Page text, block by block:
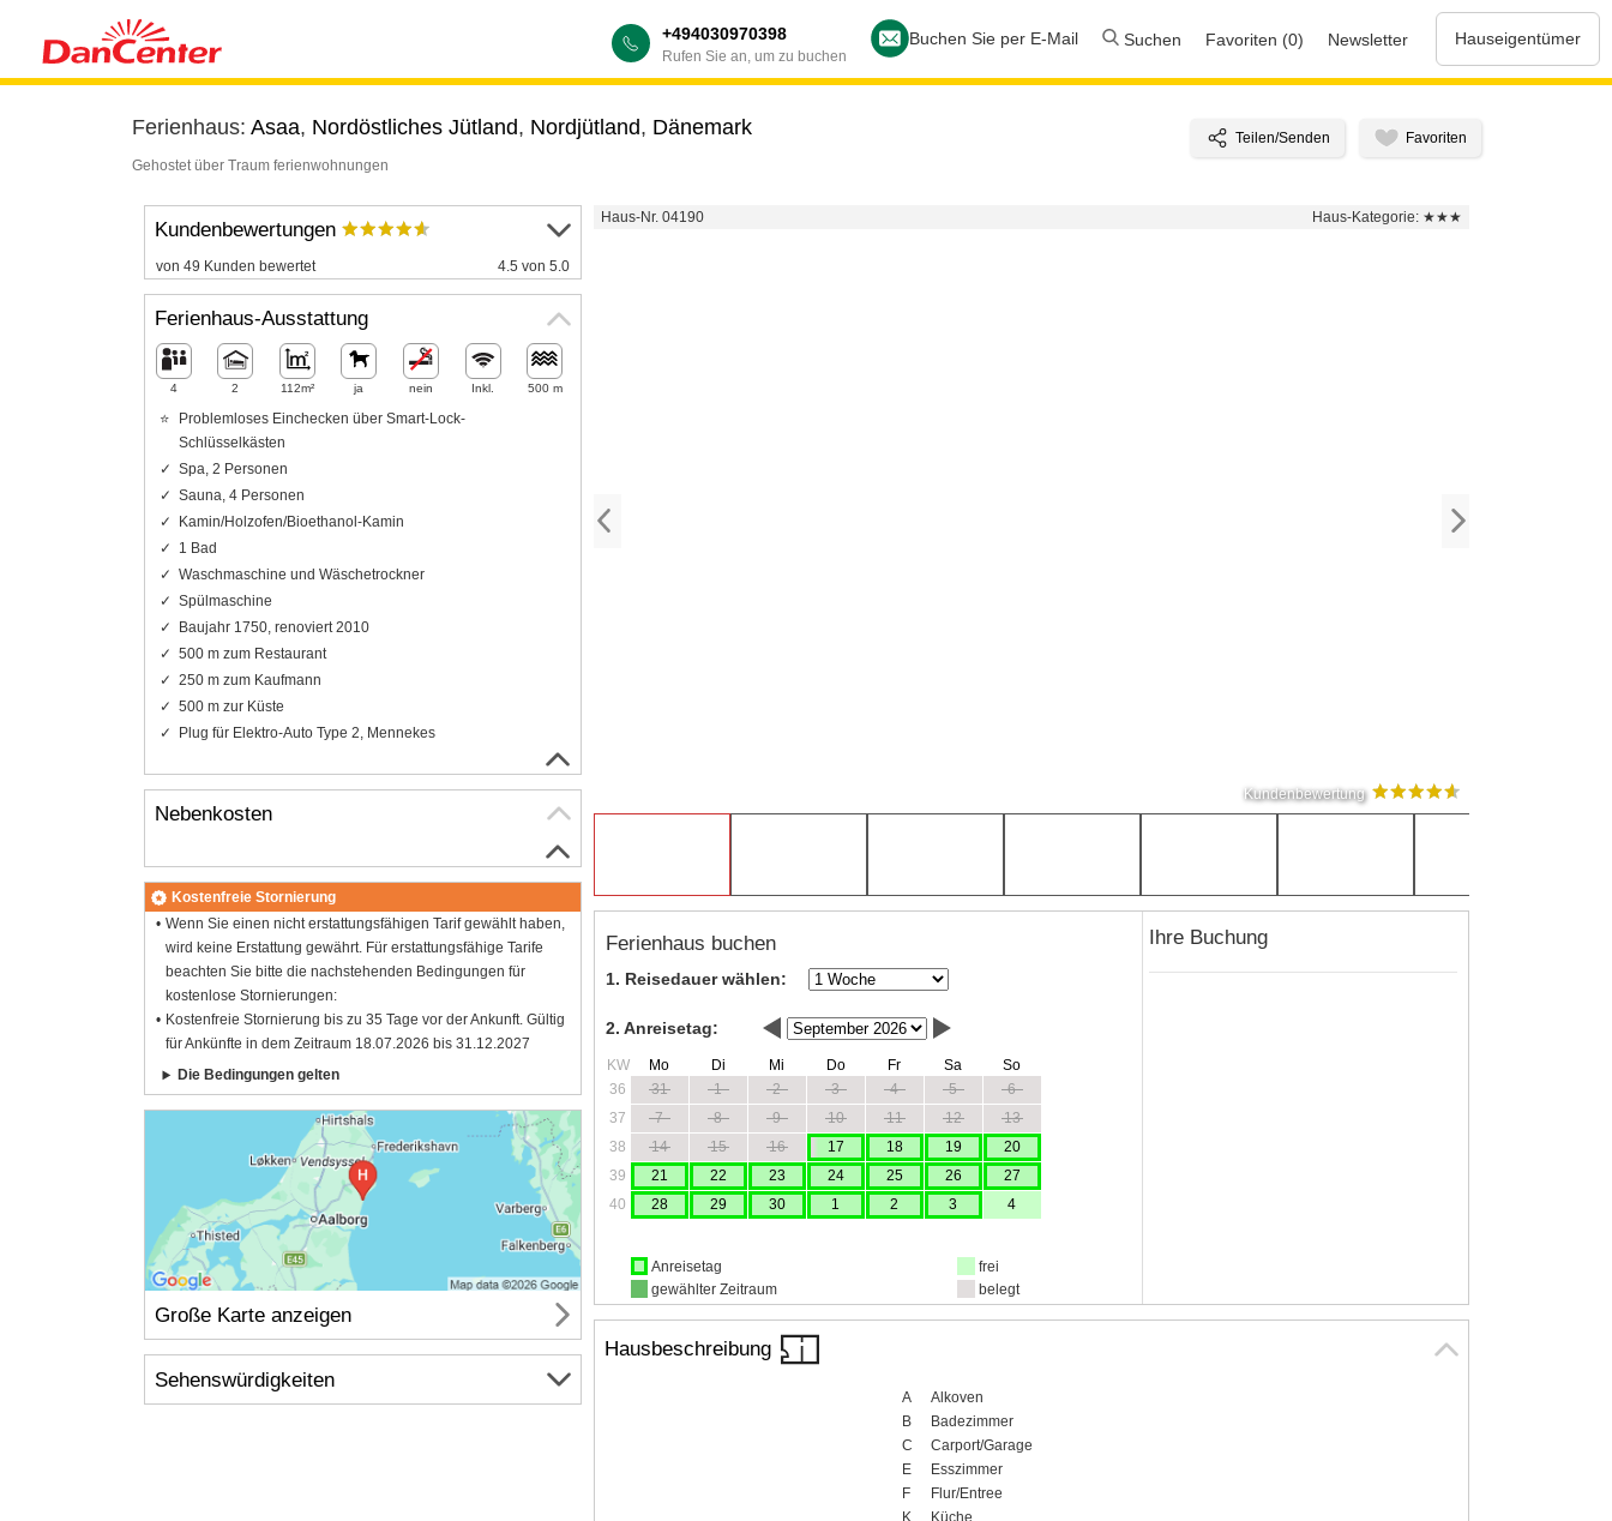
+494030970398
Rufen Sie an, um zu buchen
Buchen Sie per E-Mail Suchen Favoriten (0) Newsletter Hauseigentümer
Ferienhaus: Asaa, Nordöstliches Jütland, Nordjütland, Dänemark
Gehostet über Traum ferienwohnungen
Haus-Nr. 04190 Haus-Kategorie: ★★★
Kundenbewertung
Ferienhaus buchen
1. Reisedauer wählen:
2. Anreisetag:
KW Mo Di Mi Do Fr Sa
So
36
31 1 2 3 4 5
6
37
7 8 9 10 11 12
13
38
14 15 16 17 18 19
20
39
21 22 23 24 25 26
27
40
28 29 30 1 2 3 4
Anreisetag
gewählter Zeitraum
frei
belegt
Ihre Buchung
Hausbeschreibung
A
Alkoven
B
Badezimmer
C
Carport/Garage
E
Esszimmer
F
Flur/Entree
Kundenbewertungen
von 49 Kunden bewertet 4.5 von 5.0
Ferienhaus-Ausstattung
4 2 112m² ja nein Inkl. 500 m
Problemloses Einchecken über Smart-Lock-
Schlüsselkästen
Spa, 2 Personen
Sauna, 4 Personen
Kamin/Holzofen/Bioethanol-Kamin
1 Bad
Waschmaschine und Wäschetrockner
Spülmaschine
Baujahr 1750, renoviert 2010
500 m zum Restaurant
250 m zum Kaufmann
500 m zur Küste
Plug für Elektro-Auto Type 2, Mennekes
Nebenkosten
Kostenfreie Stornierung
Wenn Sie einen nicht erstattungsfähigen Tarif gewählt haben,
wird keine Erstattung gewährt. Für erstattungsfähige Tarife
beachten Sie bitte die nachstehenden Bedingungen für
kostenlose Stornierungen:
Kostenfreie Stornierung bis zu 35 Tage vor der Ankunft. Gültig
für Ankünfte in dem Zeitraum 18.07.2026 bis 31.12.2027
Die Bedingungen gelten
Große Karte anzeigen
Sehenswürdigkeiten